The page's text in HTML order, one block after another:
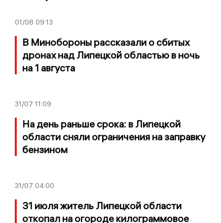
01/08 09:13
В Минобороны рассказали о сбитых
дронах над Липецкой областью в ночь
на 1 августа
31/07 11:09
На день раньше срока: в Липецкой
области сняли ограничения на заправку
бензином
31/07 04:00
31 июля житель Липецкой области
откопал на огороде килограммовое